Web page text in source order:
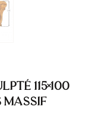
115×100
massif